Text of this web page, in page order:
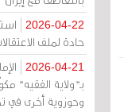
2026-04-22
حادة لملف
2026-04-21
بـ"ولاية الفقيه"
وحوزوية أخرى في